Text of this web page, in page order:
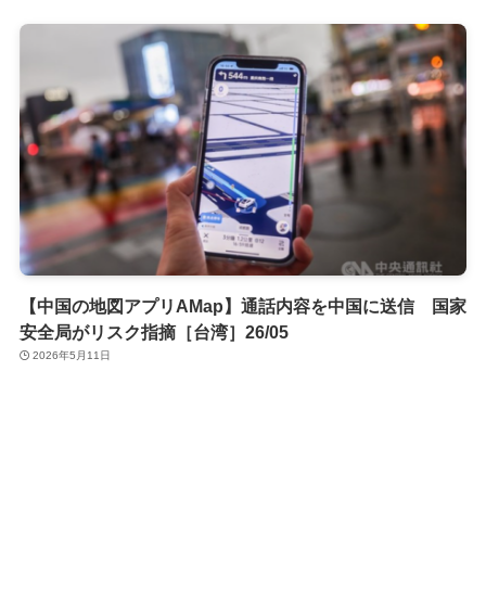
【中国の地図アプリAMap】通話内容を中国に送信 国家
安全局がリスク指摘［台湾］26/05
2026年5月11日